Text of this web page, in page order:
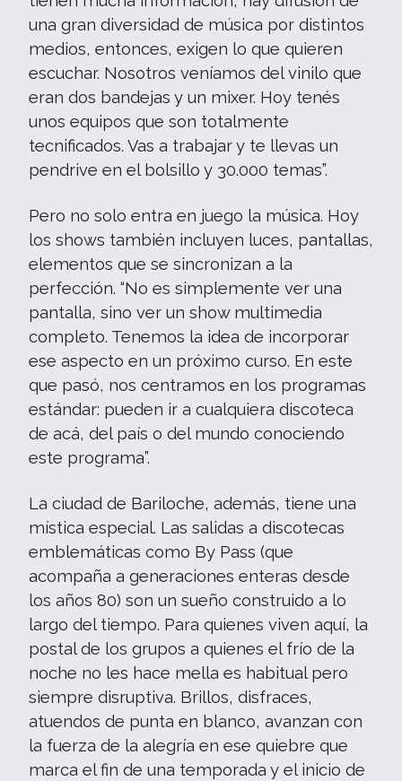
una gran diversidad de música por distintos
medios, entonces, exigen lo que quieren
escuchar. Nosotros veníamos del vinilo que
eran dos bandejas y un mixer. Hoy tenés
unos equipos que son totalmente
tecnificados. Vas a trabajar y te llevas un
pendrive en el bolsillo y 30.000 temas”.
Pero no solo entra en juego la música. Hoy
los shows también incluyen luces, pantallas,
elementos que se sincronizan a la
perfección. “No es simplemente ver una
pantalla, sino ver un show multimedia
completo. Tenemos la idea de incorporar
ese aspecto en un próximo curso. En este
que pasó, nos centramos en los programas
estándar: pueden ir a cualquiera discoteca
de acá, del país o del mundo conociendo
este programa”.
La ciudad de Bariloche, además, tiene una
mística especial. Las salidas a discotecas
emblemáticas como By Pass (que
acompaña a generaciones enteras desde
los años 80) son un sueño construido a lo
largo del tiempo. Para quienes viven aquí, la
postal de los grupos a quienes el frío de la
noche no les hace mella es habitual pero
siempre disruptiva. Brillos, disfraces,
atuendos de punta en blanco, avanzan con
la fuerza de la alegría en ese quiebre que
marca el fin de una temporada y el inicio de